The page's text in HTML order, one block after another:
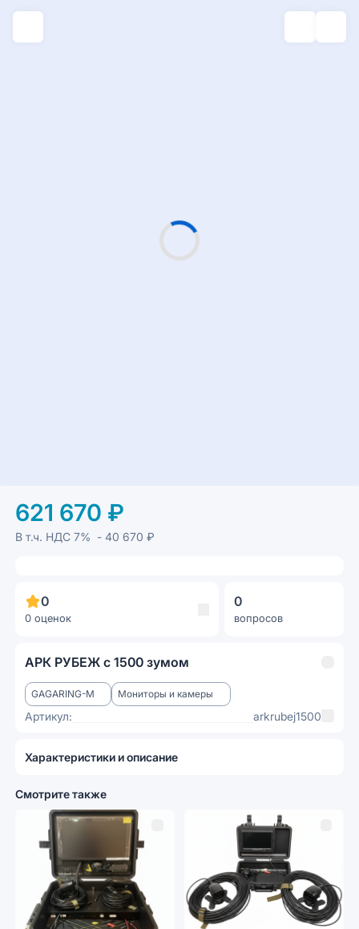
621 670 ₽
В т.ч. НДС7% - 40 670 ₽
0
0 оценок
0
вопросов
АРК РУБЕЖ с 1500 зумом
GAGARING-M Мониторы и камеры
Артикул: arkrubej1500
Характеристики и описание
Смотрите также